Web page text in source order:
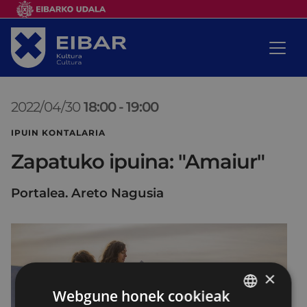
2022/04/30 18:00 -19:00
IPUIN KONTALARIA
Zapatuko ipuina: "Amaiur"
Portalea. Areto Nagusia
×
Webgune honek cookieak